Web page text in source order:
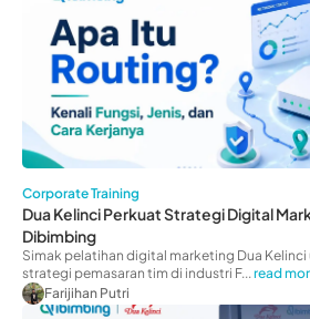
Corporate Training
Dua Kelinci Perkuat Strategi Digital
Dibimbing
Simak pelatihan digital marketing Dua
strategi pemasaran tim di industri F... read
Farijihan Putri